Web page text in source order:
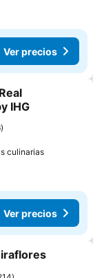
Ver precios
IHG
culinariasVer
Ver precios